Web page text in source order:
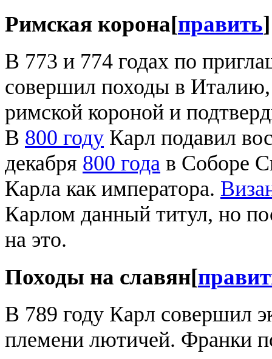
Римская корона[править]
В 773 и 774 годах по
совершил походы в
римской короной и
В 800 году Карл подавил
декабря 800 года в Соборе
Карла как императора.
Карлом данный титул, но
на это.
Походы на славян[
В 789 году Карл совершил
племени лютичей. Франки